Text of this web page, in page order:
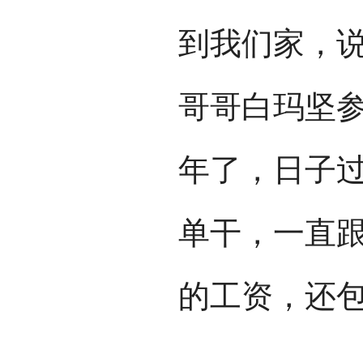
到我们家，
哥哥白玛坚
年了，日子
单干，一直
的工资，还